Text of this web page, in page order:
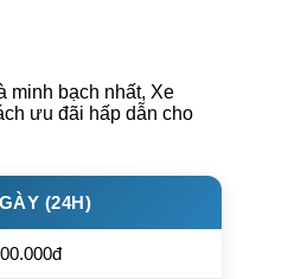
minh bạch nhất, Xe
ưu đãi hấp dẫn cho
(24H)